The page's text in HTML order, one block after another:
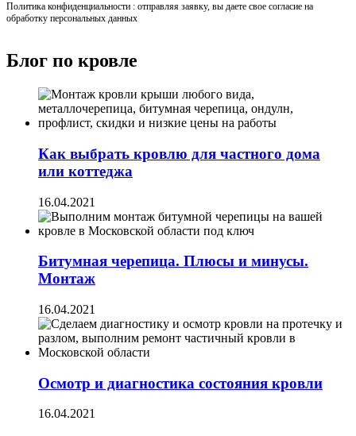
Политика конфиденциальности : отправляя заявку, вы даете свое согласие на
обработку персональных данных
Блог по кровле
Как выбрать кровлю для частного дома
или коттеджа
16.04.2021
Битумная черепица. Плюсы и минусы.
Монтаж
16.04.2021
Осмотр и диагностика состояния кровли
16.04.2021